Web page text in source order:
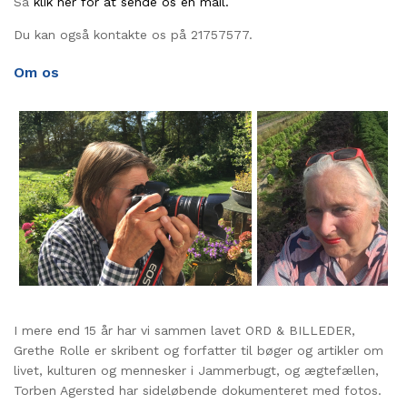
Du kan også kontakte os på 21757577.
Om os
I mere end 15 år har vi sammen lavet ORD & BILLEDER,
Grethe Rolle er skribent og forfatter til bøger og artikler om
livet, kulturen og mennesker i Jammerbugt, og ægtefællen,
Torben Agersted har sideløbende dokumenteret med fotos.